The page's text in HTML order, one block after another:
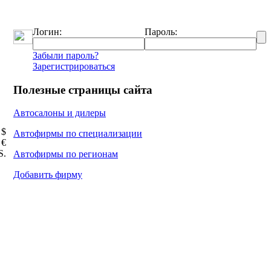
Логин: Пароль:
Забыли пароль?
Зарегистрироваться
Полезные страницы сайта
Автосалоны и дилеры
Автофирмы по специализации
Автофирмы по регионам
Добавить фирму